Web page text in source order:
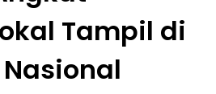
Tampil di